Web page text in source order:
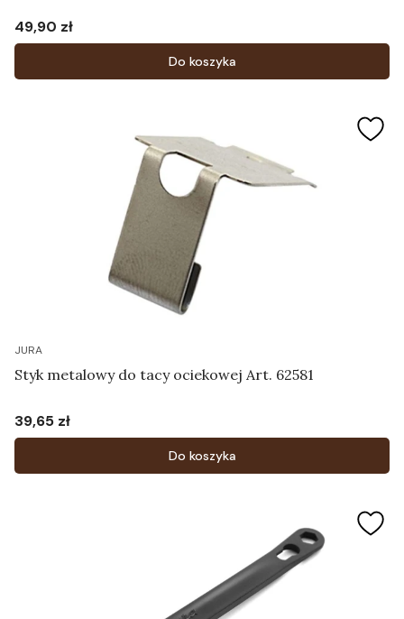
Cena
49,90 zł
Do koszyka
JURA
Styk metalowy do tacy ociekowej Art. 62581
Cena
39,65 zł
Do koszyka